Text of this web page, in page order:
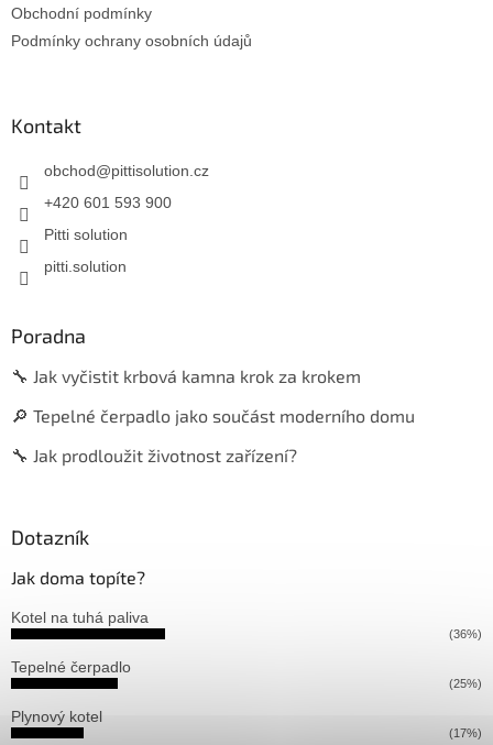
Obchodní podmínky
Podmínky ochrany osobních údajů
Kontakt
obchod@pittisolution.cz
+420 601 593 900
Pitti solution
pitti.solution
Poradna
🔧 Jak vyčistit krbová kamna krok za krokem
🔎 Tepelné čerpadlo jako součást moderního domu
🔧 Jak prodloužit životnost zařízení?
Dotazník
Jak doma topíte?
Kotel na tuhá paliva
(36%)
Tepelné čerpadlo
(25%)
Plynový kotel
(17%)